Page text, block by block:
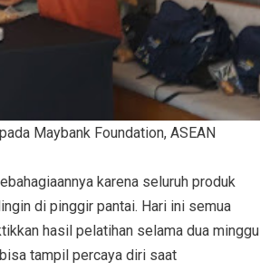
Maybank Foundation, ASEAN
karena seluruh produk
di pinggir pantai. Hari ini semua
hasil pelatihan selama dua minggu
tampil percaya diri saat